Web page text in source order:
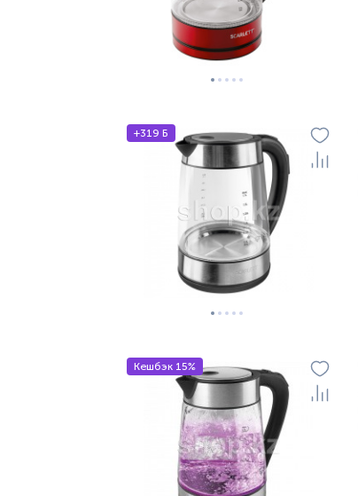
+319 Б
Кешбэк 15%